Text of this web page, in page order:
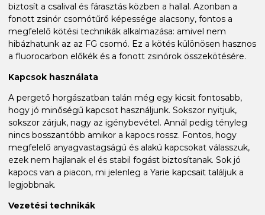
biztosít a csalival és fárasztás közben a hallal. Azonban a
fonott zsinór csomótűrő képessége alacsony, fontos a
megfelelő kötési technikák alkalmazása: amivel nem
hibázhatunk az az FG csomó. Ez a kötés különösen hasznos
a fluorocarbon előkék és a fonott zsinórok összekötésére.
Kapcsok használata
A pergető horgászatban talán még egy kicsit fontosabb,
hogy jó minőségű kapcsot használjunk. Sokszor nyitjuk,
sokszor zárjuk, nagy az igénybevétel. Annál pedig tényleg
nincs bosszantóbb amikor a kapocs rossz. Fontos, hogy
megfelelő anyagvastagságú és alakú kapcsokat válasszuk,
ezek nem hajlanak el és stabil fogást biztosítanak. Sok jó
kapocs van a piacon, mi jelenleg a Yarie kapcsait találjuk a
legjobbnak.
Vezetési technikák